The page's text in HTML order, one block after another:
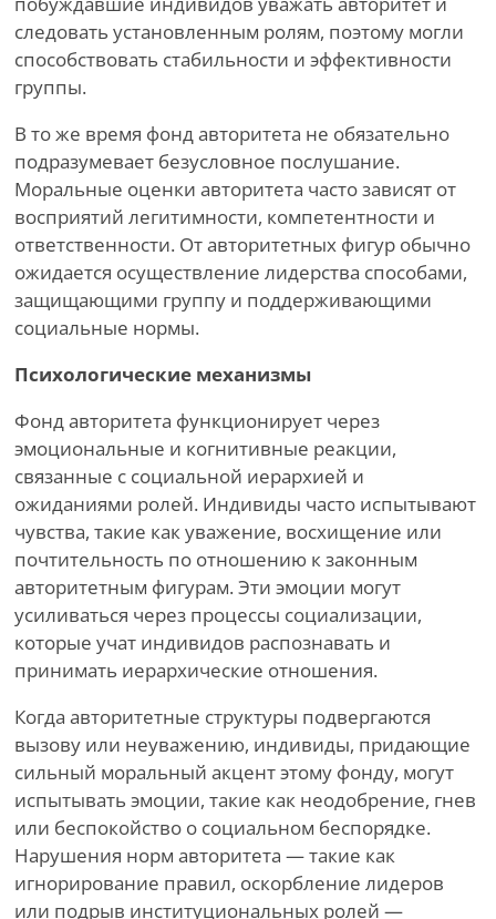
следовать установленным ролям, поэтому могли
способствовать стабильности и эффективности
группы.
В то же время фонд авторитета не обязательно
подразумевает безусловное послушание.
Моральные оценки авторитета часто зависят от
восприятий легитимности, компетентности и
ответственности. От авторитетных фигур обычно
ожидается осуществление лидерства способами,
защищающими группу и поддерживающими
социальные нормы.
Психологические механизмы
Фонд авторитета функционирует через
эмоциональные и когнитивные реакции,
связанные с социальной иерархией и
ожиданиями ролей. Индивиды часто испытывают
чувства, такие как уважение, восхищение или
почтительность по отношению к законным
авторитетным фигурам. Эти эмоции могут
усиливаться через процессы социализации,
которые учат индивидов распознавать и
принимать иерархические отношения.
Когда авторитетные структуры подвергаются
вызову или неуважению, индивиды, придающие
сильный моральный акцент этому фонду, могут
испытывать эмоции, такие как неодобрение, гнев
или беспокойство о социальном беспорядке.
Нарушения норм авторитета — такие как
игнорирование правил, оскорбление лидеров
или подрыв институциональных ролей —